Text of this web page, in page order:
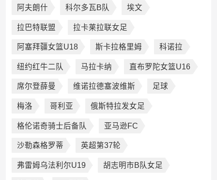
阿夫朗什 科尔多瓦B队 埃文
拉巴特联盟 拉卡莱拉联女足
阿塞拜疆女篮U18 斯卡拉格里姆 科诺拉
纽约红牛二队 马拉卡纳 直布罗陀女篮U16
席尔登薛曼 维诺拉德塞波维斯 足球
梅洛 哥利亚 俄斯特拉发女足
格伦诺奇骑士后备队 亚马逊FC
沙勒森格罗蒂 英超第37轮
弗雷姆乌法利尔U19 胡志明市B队女足